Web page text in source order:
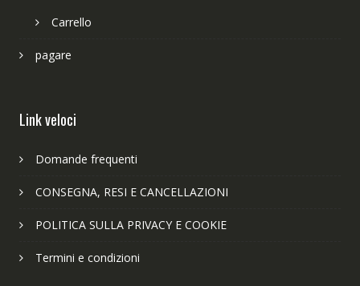
Carrello
pagare
Link veloci
Domande frequenti
CONSEGNA, RESI E CANCELLAZIONI
POLITICA SULLA PRIVACY E COOKIE
Termini e condizioni